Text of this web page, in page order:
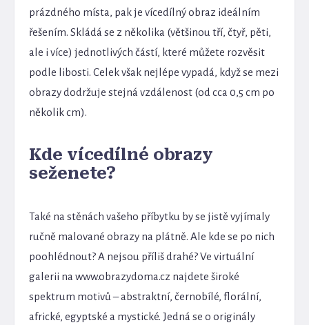
prázdného místa, pak je vícedílný obraz ideálním
řešením. Skládá se z několika (většinou tří, čtyř, pěti,
ale i více) jednotlivých částí, které můžete rozvěsit
podle libosti. Celek však nejlépe vypadá, když se mezi
obrazy dodržuje stejná vzdálenost (od cca 0,5 cm po
několik cm).
Kde vícedílné obrazy
seženete?
Také na stěnách vašeho příbytku by se jistě vyjímaly
ručně malované obrazy na plátně. Ale kde se po nich
poohlédnout? A nejsou příliš drahé? Ve virtuální
galerii na www.obrazydoma.cz najdete široké
spektrum motivů – abstraktní, černobílé, florální,
africké, egyptské a mystické. Jedná se o originály